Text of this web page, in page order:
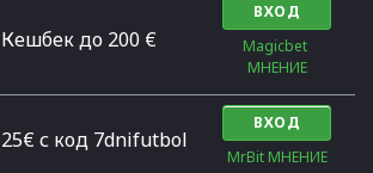
Кешбек до 200 €
ВХОД
Magicbet
МНЕНИЕ
25€ с код 7dnifutbol
ВХОД
MrBit МНЕНИЕ